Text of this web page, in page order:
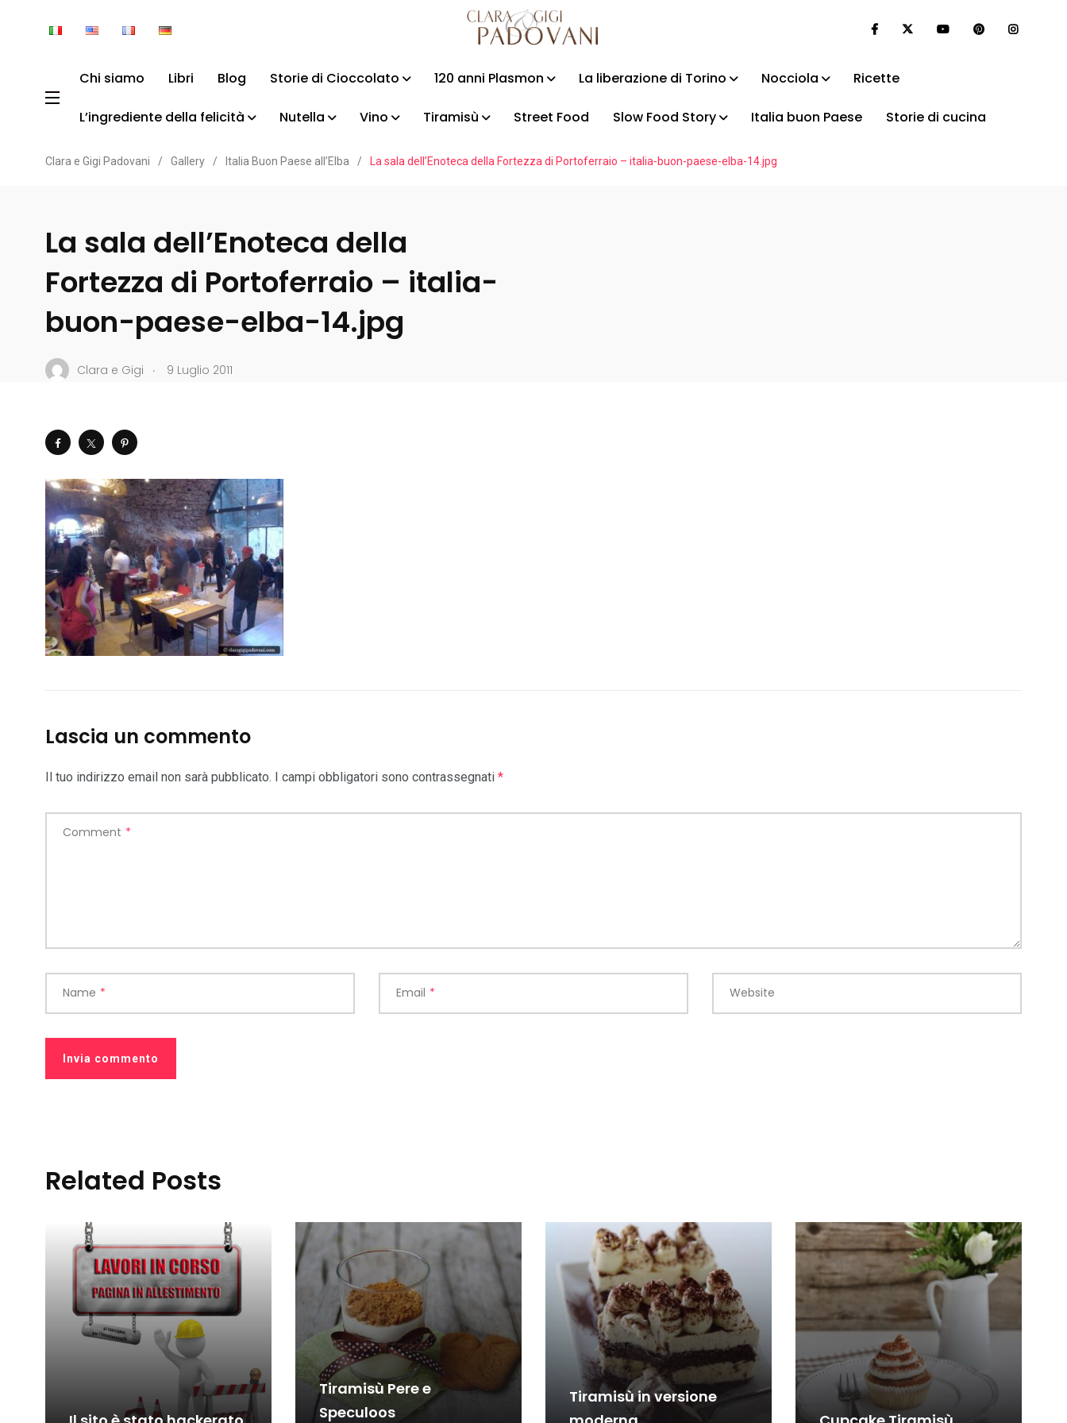
Chi siamo Libri Blog Storie di Cioccolato 120 anni Plasmon La liberazione di Torino Nocciola Ricette
L’ingrediente della felicità Nutella Vino Tiramisù Street Food Slow Food Story Italia buon Paese Storie di cucina
Clara e Gigi Padovani / Gallery / Italia Buon Paese all’Elba / La sala dell’Enoteca della Fortezza di Portoferraio – italia-buon-paese-elba-14.jpg
La sala dell’Enoteca della
Fortezza di Portoferraio – italia-
buon-paese-elba-14.jpg
Clara e Gigi . 9 Luglio 2011
Lascia un commento
Il tuo indirizzo email non sarà pubblicato. I campi obbligatori sono contrassegnati *
Comment *
Name * Email * Website
Related Posts
Tiramisù Pere e
Speculoos
Tiramisù in versione